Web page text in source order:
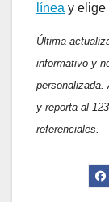
línea y elige
Última
informativo y
personalizada.
y reporta al
referenciales.